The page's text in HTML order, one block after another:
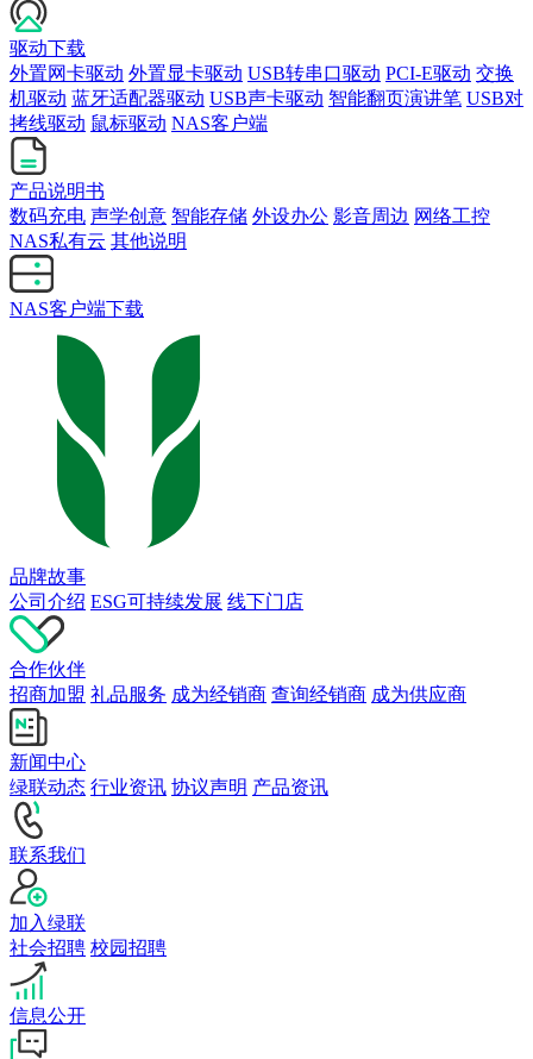
驱动下载
外置网卡驱动 外置显卡驱动 USB转串口驱动 PCI-E驱动 交换
机驱动 蓝牙适配器驱动 USB声卡驱动 智能翻页演讲笔 USB对
拷线驱动 鼠标驱动 NAS客户端
产品说明书
数码充电 声学创意 智能存储 外设办公 影音周边 网络工控
NAS私有云 其他说明
NAS客户端下载
品牌故事
公司介绍 ESG可持续发展 线下门店
合作伙伴
招商加盟 礼品服务 成为经销商 查询经销商 成为供应商
新闻中心
绿联动态 行业资讯 协议声明 产品资讯
联系我们
加入绿联
社会招聘 校园招聘
信息公开